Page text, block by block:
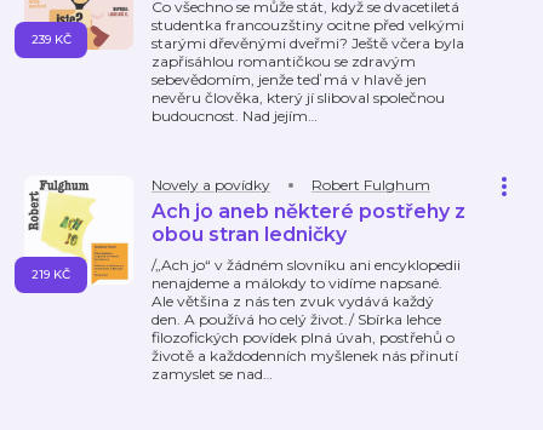
Co všechno se může stát, když se dvacetiletá
studentka francouzštiny ocitne před velkými
starými dřevěnými dveřmi? Ještě včera byla
zapřisáhlou romantičkou se zdravým
sebevědomím, jenže teď má v hlavě jen
nevěru člověka, který jí sliboval společnou
budoucnost. Nad jejím…
239 KČ
Novely a povídky Robert Fulghum
Ach jo aneb některé postřehy z
obou stran ledničky
/„Ach jo“ v žádném slovníku ani encyklopedii
nenajdeme a málokdy to vidíme napsané.
Ale většina z nás ten zvuk vydává každý
den. A používá ho celý život./ Sbírka lehce
filozofických povídek plná úvah, postřehů o
životě a každodenních myšlenek nás přinutí
zamyslet se nad…
219 KČ